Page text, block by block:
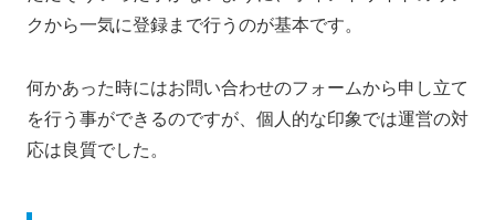
クから一気に登録まで行うのが基本です。
何かあった時にはお問い合わせのフォームから申し立て
を行う事ができるのですが、個人的な印象では運営の対
応は良質でした。